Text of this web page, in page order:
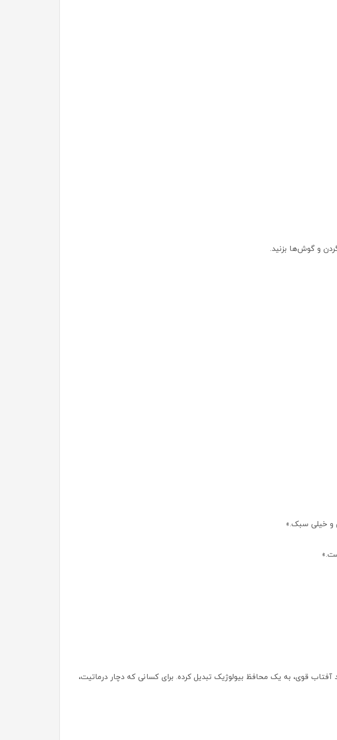
و خیلی سبک.»
قوی، به یک محافظ بیولوژیک تبدیل کرده. برای کسانی که دچار درماتیت،